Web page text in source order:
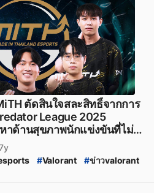
#Valorant
#valorant_ไทย
#FULLSENSE
#Team_NKT_VALORANT
#Velocity_Gaming
#Paper_Rex
ตัดสินใจสละสิทธิ์จากการ
League 2025
าด้านสุขภาพนักแข่งขันที่ไม่สู้ดี
#Valorant #ข่าวvalorant